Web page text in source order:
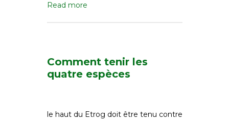
Read more
Comment tenir les
quatre espèces
le haut du Etrog doit être tenu contre